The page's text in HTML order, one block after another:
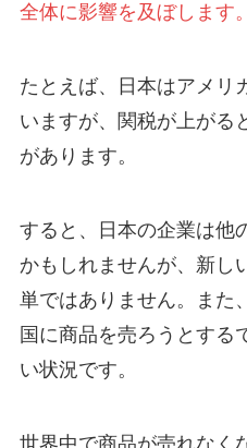
全体に影響を及ぼします。
たとえば、日本はアメリ
いますが、関税が上がる
があります。
すると、日本の企業は他
かもしれませんが、新し
単ではありません。また
国に商品を売ろうとする
い状況です。
世界中で商品が売れなく